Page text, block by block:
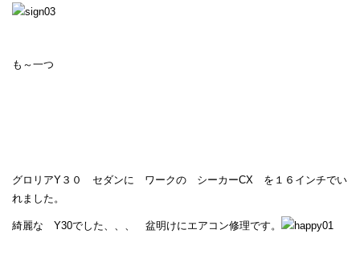
も～一つ
グロリアY３０ セダンに ワークの シーカーCX を１６インチでい
れました。
綺麗な Y30でした、、、 盆明けにエアコン修理です。